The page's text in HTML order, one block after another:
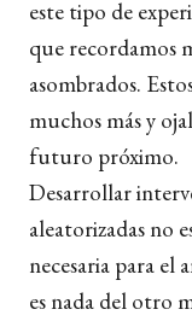
este tipo de
que recordamos
asombrados.
muchos más y
futuro próximo.
Desarrollar
aleatorizadas no
necesaria para el
es nada del otro